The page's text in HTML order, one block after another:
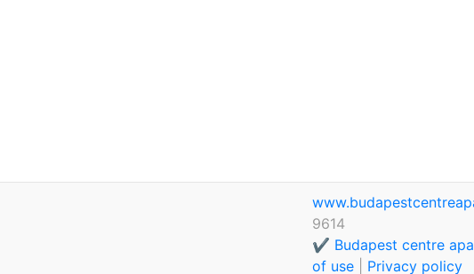
9614
✔️ Budapest centre
of use
Privacy policy